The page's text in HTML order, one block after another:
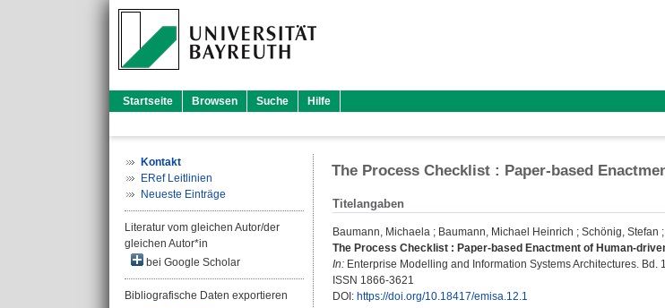
Startseite Browsen Suche Hilfe
Kontakt
ERef Leitlinien
Neueste Einträge
Literatur vom gleichen Autor/der
gleichen Autor*in
bei Google Scholar
Bibliografische Daten exportieren
The Process Checklist : Paper-based
Titelangaben
Baumann, Michaela ; Baumann, Michael Heinrich ; Schönig, Stefan ;
The Process Checklist : Paper-based Enactment of Human-
In: Enterprise Modelling and Information Systems Architectures. Bd.
ISSN 1866-3621
DOI: https://doi.org/10.18417/emisa.12.1